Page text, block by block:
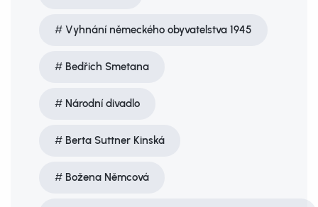
Vyhnání německého obyvatelstva 1945
Bedřich Smetana
Národní divadlo
Berta Suttner Kinská
Božena Němcová